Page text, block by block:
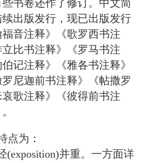
书卷还作了修订。中文简
出版发行，现已出版发行
音注释》《歌罗西书注
比书注释》《罗马书注
记注释》《雅各书注释》
罗尼迦前书注释》《帖撒罗
歌注释》《彼得前书注
点为：
(exposition)并重。一方面详